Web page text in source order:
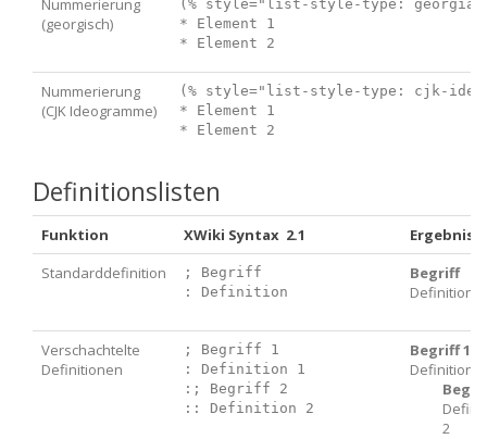
(georgisch)
(% style="list-style-type:
* Element 1
Nummerierung
(CJK Ideogramme)
(% style="list-style-type: cjk-
* Element 1
Definitionslisten
Funktion XWiki Syntax 2.1
Ergebnis
Standarddefinition
; Begriff
Begriff
Definition
Verschachtelte
Definitionen
; Begriff 1
: Definition 1
:; Begriff 2
Begriff 1
Definition 1
2